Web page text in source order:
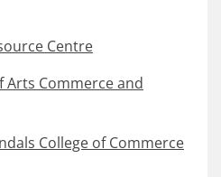
Centre
Arts Commerce and
College of Commerce